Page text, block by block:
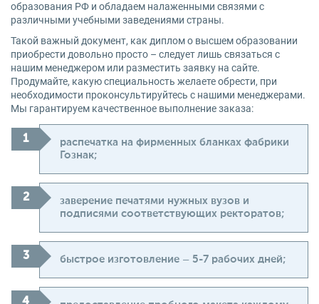
образования РФ и обладаем налаженными связями с
различными учебными заведениями страны.
Такой важный документ, как диплом о высшем образовании
приобрести довольно просто – следует лишь связаться с
нашим менеджером или разместить заявку на сайте.
Продумайте, какую специальность желаете обрести, при
необходимости проконсультируйтесь с нашими менеджерами.
Мы гарантируем качественное выполнение заказа:
распечатка на фирменных бланках фабрики
Гознак;
заверение печатями нужных вузов и
подписями соответствующих ректоратов;
быстрое изготовление – 5-7 рабочих дней;